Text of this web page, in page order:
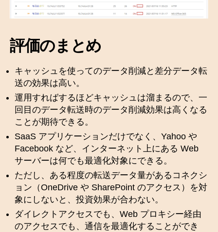
評価のまとめ
キャッシュを使ってのデータ削減と差分データ転
送の効果は高い。
運用すればするほどキャッシュは溜まるので、一
回目のデータ転送時のデータ削減効果は高くなる
ことが期待できる。
SaaS アプリケーションだけでなく、Yahoo や
Facebook など、インターネット上にある Web
サーバーは何でも最適化対象にできる。
ただし、ある程度の転送データ量があるコネクシ
ョン（OneDrive や SharePoint のアクセス）を対
象にしないと、投資効果が合わない。
ダイレクトアクセスでも、Web プロキシー経由
のアクセスでも、通信を最適化することができ